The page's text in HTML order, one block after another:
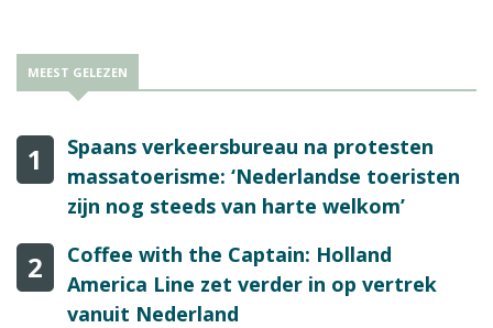
MEEST GELEZEN
1
Spaans verkeersbureau na protesten
massatoerisme: ‘Nederlandse toeristen
zijn nog steeds van harte welkom’
2
Coffee with the Captain: Holland
America Line zet verder in op vertrek
vanuit Nederland